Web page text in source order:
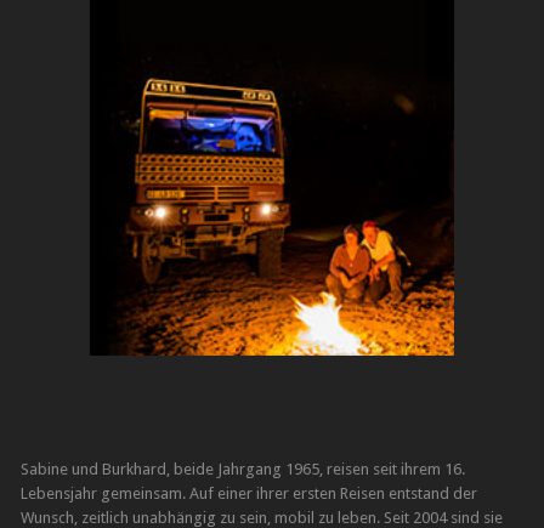
Sabine und Burkhard, beide Jahrgang 1965, reisen seit ihrem 16.
Lebensjahr gemeinsam. Auf einer ihrer ersten Reisen entstand der
Wunsch, zeitlich unabhängig zu sein, mobil zu leben. Seit 2004 sind sie